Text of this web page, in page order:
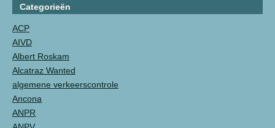
Categorieën
ACP
AIVD
Albert Roskam
Alcatraz Wanted
algemene verkeerscontrole
Ancona
ANPR